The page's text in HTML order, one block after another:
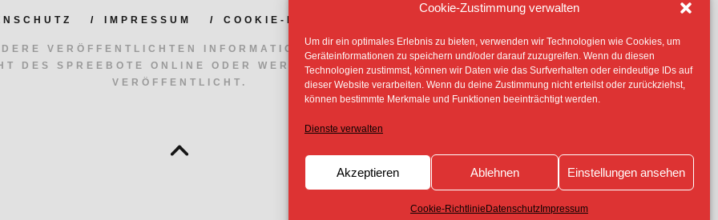
Cookie-Zustimmung verwalten
Um dir ein optimales Erlebnis zu bieten, verwenden wir Technologien wie Cookies, um
Geräteinformationen zu speichern und/oder darauf zuzugreifen. Wenn du diesen
Technologien zustimmst, können wir Daten wie das Surfverhalten oder eindeutige IDs auf
dieser Website verarbeiten. Wenn du deine Zustimmung nicht erteilst oder zurückziehst,
können bestimmte Merkmale und Funktionen beeinträchtigt werden.
Dienste verwalten
Akzeptieren Ablehnen Einstellungen ansehen
Cookie-Richtlinie DatenschutzImpressum
IMPRESSUM COOKIE-RICHTLINIE (EU)
VERÖFFENTLICHTEN INFORMATIONEN UNTERLIEGEN -SOFERN NICHT ANDERS
DES SPREEBOTE ONLINE ODER WERDEN MIT ERLAUBNIS DER RECHTEINHABER
VERÖFFENTLICHT.